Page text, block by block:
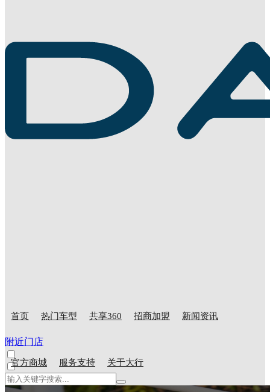
首页 热门车型 共享360 招商加盟 新闻资讯
官方商城 服务支持 关于大行
附近门店